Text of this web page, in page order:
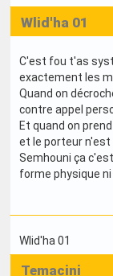
Wlid'ha 01
C'est fou t'as
exactement les
Quand on
contre appel
Et quand on
et le porteur n'est
Semhouni ça
forme physique ni
Wlid'ha 01
Temacini